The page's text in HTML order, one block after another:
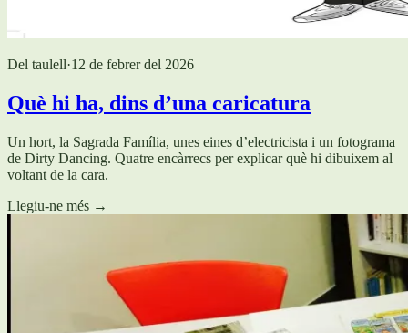
Del taulell·12 de febrer del 2026
Què hi ha, dins d’una caricatura
Un hort, la Sagrada Família, unes eines d’electricista i un fotograma
de Dirty Dancing. Quatre encàrrecs per explicar què hi dibuixem al
voltant de la cara.
Llegiu-ne més →